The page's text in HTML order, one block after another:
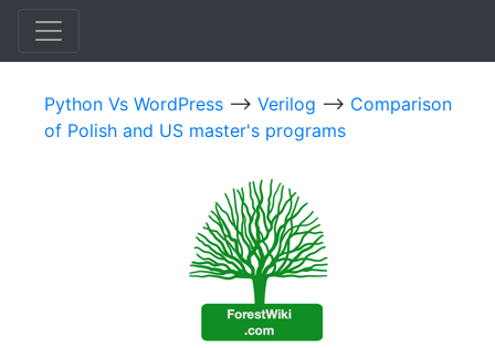
Python Vs WordPress --> Verilog --> Comparison
of Polish and US master's programs